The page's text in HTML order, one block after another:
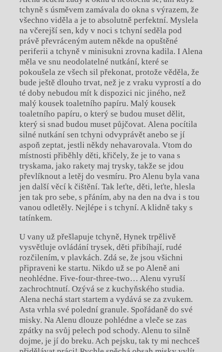
tchyně s úsměvem zamávala do okna s výrazem, že
všechno viděla a je to absolutně perfektní. Myslela
na včerejší sen, kdy v noci s tchyní seděla pod
právě převráceným autem někde na opuštěné
periferii a tchyně v minisukni zrovna kadila. I Alena
měla ve snu neodolatelné nutkání, které se
pokoušela ze všech sil překonat, protože věděla, že
bude ještě dlouho trvat, než je z vraku vyprostí a do
té doby nebudou mít k dispozici nic jiného, než
malý kousek toaletního papíru. Malý kousek
toaletního papíru, o který se budou muset dělit,
který si snad budou muset půjčovat. Alena pocítila
silné nutkání sen tchyni odvyprávět anebo se jí
aspoň zeptat, jestli někdy nehavarovala. Vtom do
místnosti přiběhly děti, křičely, že je to vana s
tryskama, jako rakety maj trysky, takže se jdou
převlíknout a letěj do vesmíru. Pro Alenu byla vana
jen další věcí k čištění. Tak leťte, děti, leťte, hlesla
jen tak pro sebe, s přáním, aby na den na dva i s tou
vanou odletěly. Nejlépe i s tchyní. A klidně taky s
tatínkem.
U vany už přešlapuje tchyně, Hynek trpělivě
vysvětluje ovládání trysek, děti přibíhají, rudé
rozčilením, v plavkách. Zdá se, že jsou všichni
připraveni ke startu. Nikdo už se po Aleně ani
neohlédne. Five-four-three-two… Alenu vyruší
zachrochtnutí. Ozývá se z kuchyňského studia.
Alena nechá start startem a vydává se za zvukem.
Asta vrhla své polední granule. Spořádaně do své
misky. Na Alenu dlouze pohlédne a vleče se zas
zpátky na svůj pelech pod schody. Alenu to silně
dojme, je jí do breku. Ach pejsku, tak ty mi nechceš